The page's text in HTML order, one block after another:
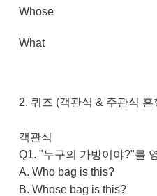
Whose
What
2. 퀴즈 (객관식 & 주관식 혼
객관식
Q1. "누구의 가방이야?"를
A. Who bag is this?
B. Whose bag is this?